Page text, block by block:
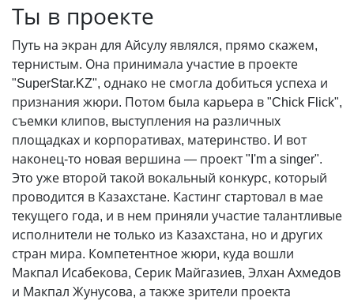
Ты в проекте
Путь на экран для Айсулу являлся, прямо скажем,
тернистым. Она принимала участие в проекте
"SuperStar.KZ", однако не смогла добиться успеха и
признания жюри. Потом была карьера в "Chick Flick",
съемки клипов, выступления на различных
площадках и корпоративах, материнство. И вот
наконец-то новая вершина — проект "I'm a singer".
Это уже второй такой вокальный конкурс, который
проводится в Казахстане. Кастинг стартовал в мае
текущего года, и в нем приняли участие талантливые
исполнители не только из Казахстана, но и других
стран мира. Компетентное жюри, куда вошли
Макпал Исабекова, Серик Майгазиев, Элхан Ахмедов
и Макпал Жунусова, а также зрители проекта